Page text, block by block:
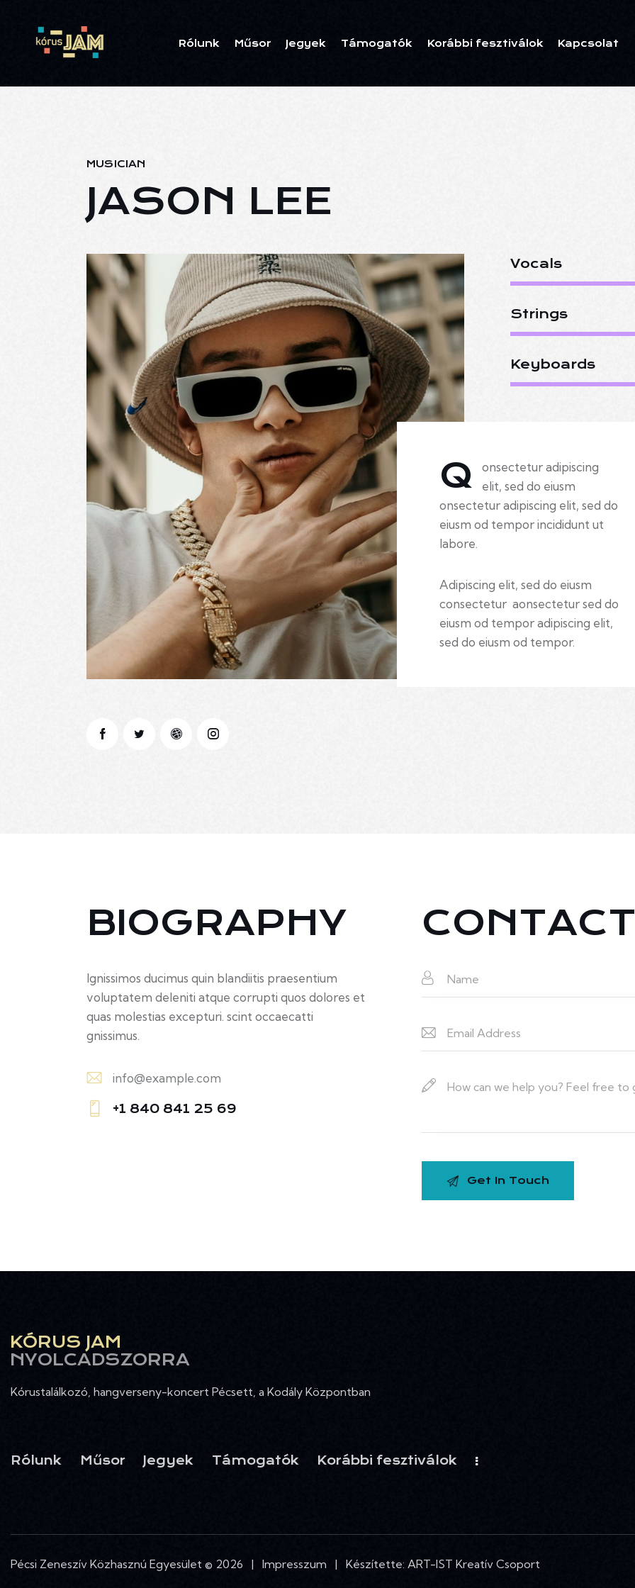
Rólunk Műsor Jegyek Támogatók Korábbi fesztiválok Kapcsolat
MUSICIAN
JASON LEE
Vocals
Strings
Keyboards
Q
onsectetur adipiscing
elit, sed do eiusm
onsectetur adipiscing elit, sed do
eiusm od tempor incididunt ut
labore.
Adipiscing elit, sed do eiusm
consectetur aonsectetur sed do
eiusm od tempor adipiscing elit,
sed do eiusm od tempor.
BIOGRAPHY
Ignissimos ducimus quin blandiitis praesentium
voluptatem deleniti atque corrupti quos dolores et
quas molestias excepturi. scint occaecatti
gnissimus.
E-
m
info@example.com
+1 840 841 25 69
KÓRUS JAM
NYOLCADSZORRA
Kórustalálkozó, hangverseny-koncert Pécsett, a Kodály Központban
Rólunk Műsor Jegyek Támogatók Korábbi fesztiválok
Pécsi Zeneszív Közhasznú Egyesület © 2026 | Impresszum | Készítette: ART-IST Kreatív Csoport